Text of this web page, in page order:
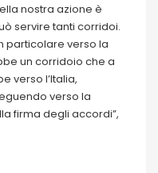
nostra azione è
servire tanti corridoi.
particolare verso la
un corridoio che a
verso l’Italia,
verso la
firma degli accordi”,